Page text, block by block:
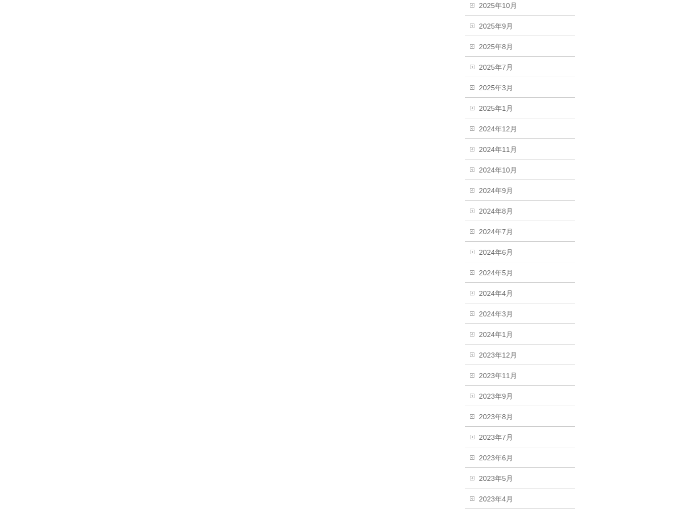
2025年10月
2025年9月
2025年8月
2025年7月
2025年3月
2025年1月
2024年12月
2024年11月
2024年10月
2024年9月
2024年8月
2024年7月
2024年6月
2024年5月
2024年4月
2024年3月
2024年1月
2023年12月
2023年11月
2023年9月
2023年8月
2023年7月
2023年6月
2023年5月
2023年4月